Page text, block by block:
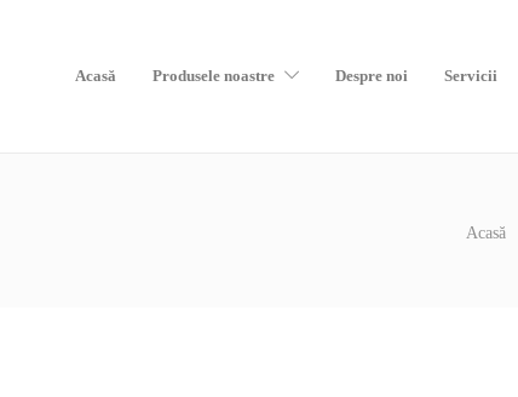
Acasă Produsele noastre Despre noi Servicii
Acasă